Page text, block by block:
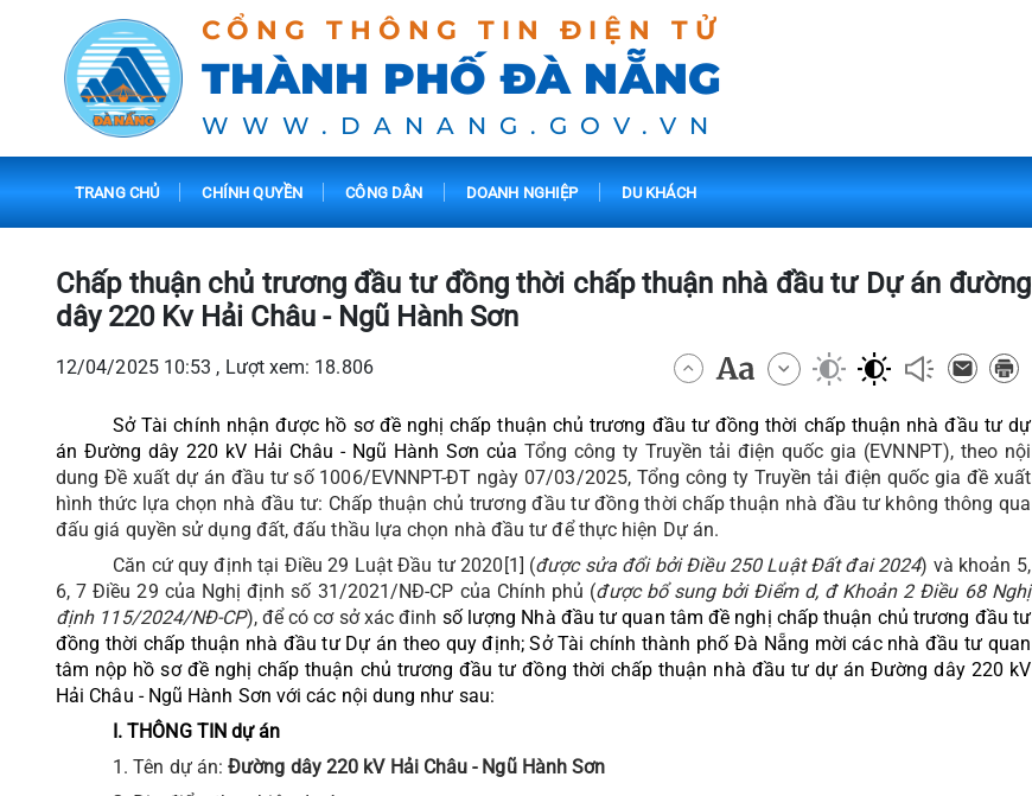
CỔNG THÔNG TIN ĐIỆN TỬ
THÀNH PHỐ ĐÀ NẴNG
WWW.DANANG.GOV.VN
TRANG CHỦ CHÍNH QUYỀN CÔNG DÂN DOANH NGHIỆP DU KHÁCH
Chấp thuận chủ trương đầu tư đồng thời chấp thuận nhà đầu tư Dự án đường
dây 220 Kv Hải Châu - Ngũ Hành Sơn
12/04/2025 10:53 , Lượt xem: 18.806
Sở Tài chính nhận được hồ sơ đề nghị chấp thuận chủ trương đầu tư đồng thời chấp thuận nhà đầu tư dự
án Đường dây 220 kV Hải Châu - Ngũ Hành Sơn của Tổng công ty Truyền tải điện quốc gia (EVNNPT), theo nội
dung Đề xuất dự án đầu tư số 1006/EVNNPT-ĐT ngày 07/03/2025, Tổng công ty Truyền tải điện quốc gia đề xuất
hình thức lựa chọn nhà đầu tư: Chấp thuận chủ trương đầu tư đồng thời chấp thuận nhà đầu tư không thông qua
đấu giá quyền sử dụng đất, đấu thầu lựa chọn nhà đầu tư để thực hiện Dự án.
Căn cứ quy định tại Điều 29 Luật Đầu tư 2020 [1] (được sửa đổi bởi Điều 250 Luật Đất đai 2024) và khoản 5,
6, 7 Điều 29 của Nghị định số 31/2021/NĐ-CP của Chính phủ (được bổ sung bởi Điểm d, đ Khoản 2 Điều 68 Nghị
định 115/2024/NĐ-CP), để có cơ sở xác đinh số lượng Nhà đầu tư quan tâm đề nghị chấp thuận chủ trương đầu tư
đồng thời chấp thuận nhà đầu tư Dự án theo quy định; Sở Tài chính thành phố Đà Nẵng mời các nhà đầu tư quan
tâm nộp hồ sơ đề nghị chấp thuận chủ trương đầu tư đồng thời chấp thuận nhà đầu tư dự án Đường dây 220 kV
Hải Châu - Ngũ Hành Sơn với các nội dung như sau:
I. THÔNG TIN dự án
1. Tên dự án:Đường dây 220 kV Hải Châu - Ngũ Hành Sơn